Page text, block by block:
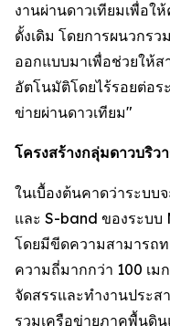
งานผ่านดาวเทียมเพื่อ
ดั้งเดิม โดยการผนวกร
ออกแบบมาเพื่อช่วยให้ส
อัตโนมัติโดยไร้รอยต่อร
ข่ายผ่านดาวเทียม"
โครงสร้างกลุ่มดาวบริว
ในเบื้องต้นคาดว่าระบบ
และ S-band ของระบ
โดยมีขีดความสามารถท
ความถี่มากกว่า 100 เม
จัดสรรและทำงานประ
รวมเครือข่ายภาคพื้นดิน